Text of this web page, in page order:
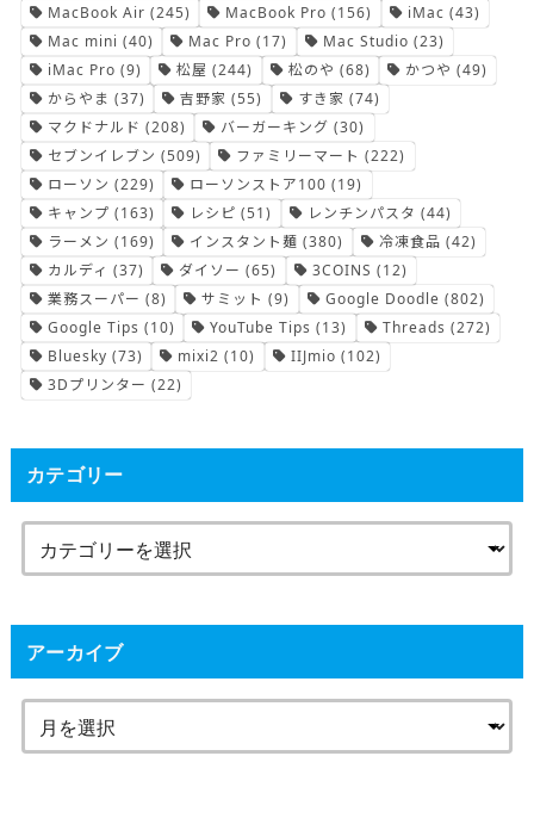
MacBook Air (245) MacBook Pro (156) iMac (43)
Mac mini (40) Mac Pro (17) Mac Studio (23)
iMac Pro (9) 松屋 (244) 松のや (68) かつや (49)
からやま (37) 吉野家 (55) すき家 (74)
マクドナルド (208) バーガーキング (30)
セブンイレブン (509) ファミリーマート (222)
ローソン (229) ローソンストア100 (19)
キャンプ (163) レシピ (51) レンチンパスタ (44)
ラーメン (169) インスタント麺 (380) 冷凍食品 (42)
カルディ (37) ダイソー (65) 3COINS (12)
業務スーパー (8) サミット (9) Google Doodle (802)
Google Tips (10) YouTube Tips (13) Threads (272)
Bluesky (73) mixi2 (10) IIJmio (102)
3Dプリンター (22)
カテゴリー
アーカイブ